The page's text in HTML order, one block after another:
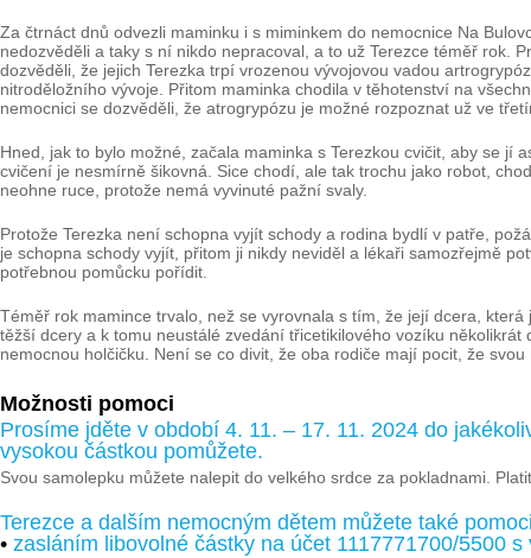
Za čtrnáct dnů odvezli maminku i s miminkem do nemocnice Na
nedozvěděli a taky s ní nikdo nepracoval, a to už Terezce téměř rok.
dozvěděli, že jejich Terezka trpí vrozenou vývojovou vadou
nitroděložního vývoje. Přitom maminka chodila v těhotenství na
nemocnici se dozvěděli, že atrogrypózu je možné rozpoznat už ve
Hned, jak to bylo možné, začala maminka s Terezkou cvičit, aby se
cvičení je nesmírně šikovná. Sice chodí, ale tak trochu jako robot,
neohne ruce, protože nemá vyvinuté pažní svaly.
Protože Terezka není schopna vyjít schody a rodina bydlí v patře,
je schopna schody vyjít, přitom ji nikdy neviděl a lékaři samozřejmě
potřebnou pomůcku pořídit.
Téměř rok mamince trvalo, než se vyrovnala s tím, že její dcera,
těžší dcery a k tomu neustálé zvedání třicetikilového vozíku
nemocnou holčičku. Není se co divit, že oba rodiče mají pocit, že
Možnosti pomoci
Prosíme jděte v období 4. 11. – 17. 11. 2024 do
vysokou částkou pomůžete.
Svou samolepku můžete nalepit do velkého srdce za pokladnami.
Terezce a dalším nemocným dětem můžete také
• zasláním libovolné částky na účet 1117771700/5500